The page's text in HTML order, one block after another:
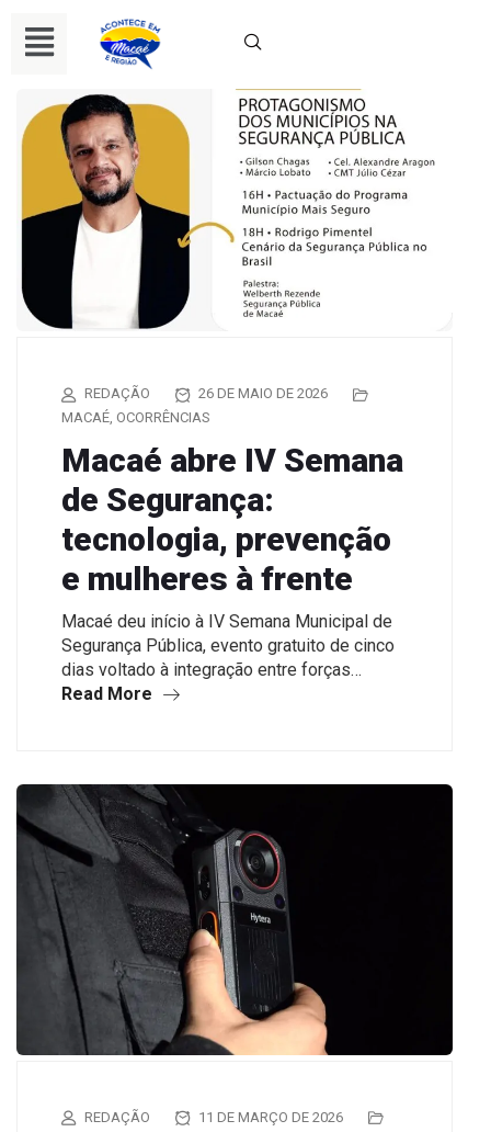
REDAÇÃO
26 DE MAIO DE 2026
MACAÉ, OCORRÊNCIAS
Macaé abre IV Semana
de Segurança:
tecnologia, prevenção
e mulheres à frente
Macaé deu início à IV Semana Municipal de
Segurança Pública, evento gratuito de cinco
dias voltado à integração entre forças…
Read More
REDAÇÃO
11 DE MARÇO DE 2026